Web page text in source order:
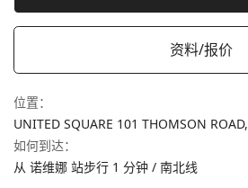
资料/报价
位置：
UNITED SQUARE 101 THOMSON ROAD,
如何到达：
从 诺维娜 站步行 1 分钟 / 南北线